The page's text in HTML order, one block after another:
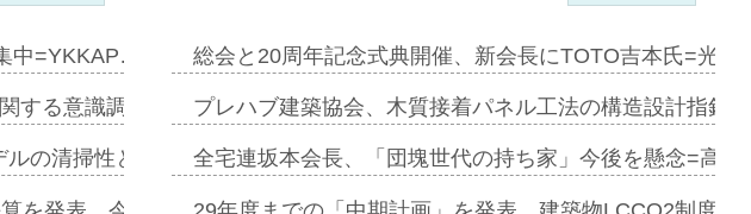
中=YKKAP…
する意識調査=Nature…
ルの清掃性と安全性追加=リンナ…
総会と20周年記念式典開催、新会長にTOTO吉本氏=光
プレハブ建築協会、木質接着パネル工法の構造設計指針
全宅連坂本会長、「団塊世代の持ち家」今後を懸念=高